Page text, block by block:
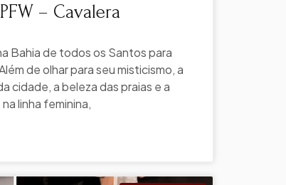
– Cavalera
Bahia de todos os Santos para
de olhar para seu misticismo, a
cidade, a beleza das praias e a
linha feminina,